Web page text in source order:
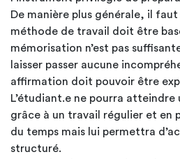
De manière plus générale, il
méthode de travail doit être
mémorisation n’est pas
laisser passer aucune
affirmation doit pouvoir être
L’étudiant.e ne pourra
grâce à un travail régulier et en
du temps mais lui permettra
structuré.